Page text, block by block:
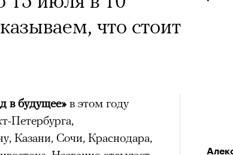
что стоит
в будущее» в этом году
Петербурга,
Казани, Сочи, Краснодара,
Хантингтон-
об уместности
росте цен на
разобрать кейс
с Хавьером
Кинокритик
и волну
полнометражного